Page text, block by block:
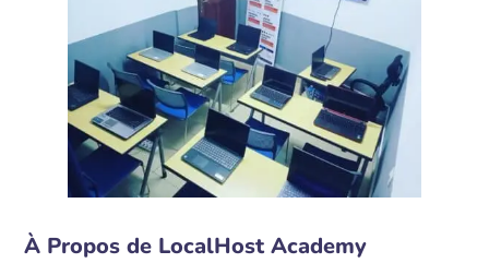
À Propos de LocalHost Academy